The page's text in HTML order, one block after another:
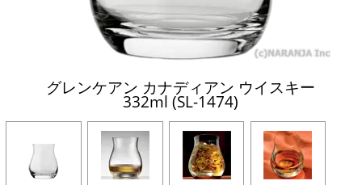
グレンケアン カナディアン ウイスキー
332ml (SL-1474)